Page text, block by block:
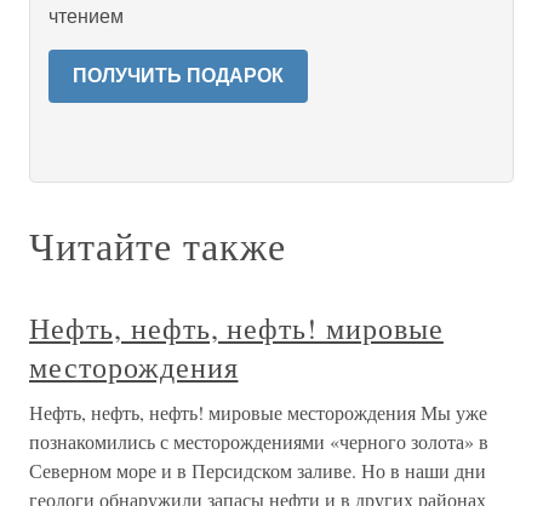
чтением
ПОЛУЧИТЬ ПОДАРОК
Читайте также
Нефть, нефть, нефть! мировые
месторождения
Нефть, нефть, нефть! мировые месторождения Мы уже
познакомились с месторождениями «черного золота» в
Северном море и в Персидском заливе. Но в наши дни
геологи обнаружили запасы нефти и в других районах